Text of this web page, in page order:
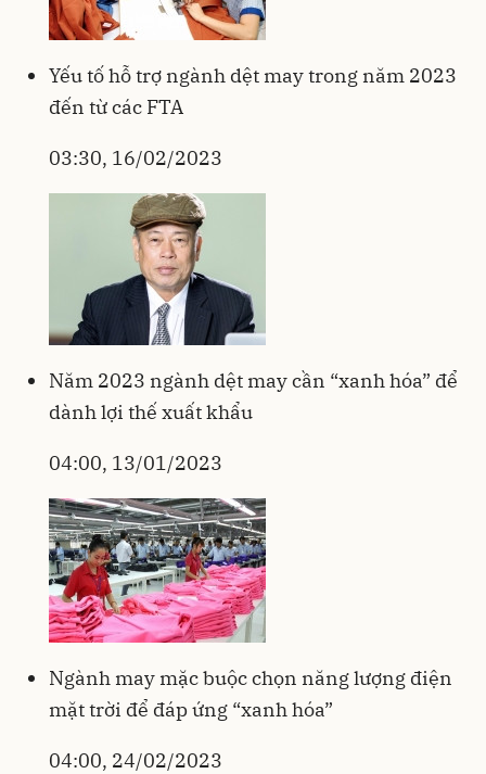
Yếu tố hỗ trợ ngành dệt may trong năm 2023
đến từ các FTA
03:30, 16/02/2023
Năm 2023 ngành dệt may cần “xanh hóa” để
dành lợi thế xuất khẩu
04:00, 13/01/2023
Ngành may mặc buộc chọn năng lượng điện
mặt trời để đáp ứng “xanh hóa”
04:00, 24/02/2023